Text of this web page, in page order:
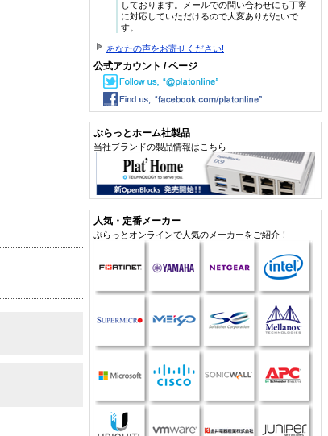
しております。メールでの問い合わせにも丁寧
に対応していただけるので大変ありがたいで
す。
あなたの声をお寄せください!
公式アカウント / ページ
ぷらっとホーム社製品
当社ブランドの製品情報はこちら
人気・定番メーカー
ぷらっとオンラインで人気のメーカーをご紹介！